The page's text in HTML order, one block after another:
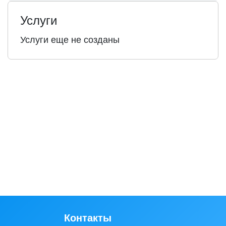
Услуги
Услуги еще не созданы
Контакты